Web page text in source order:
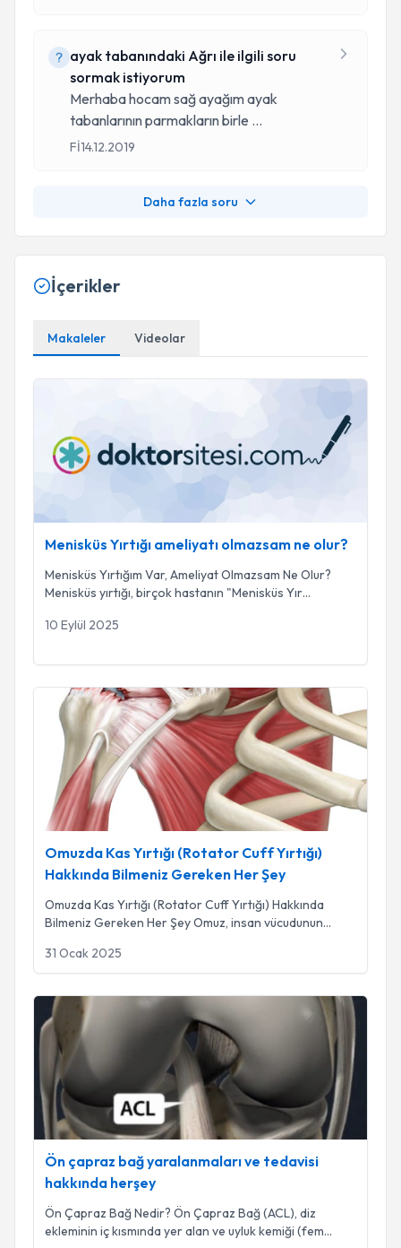
ayak tabanındaki Ağrı ile ilgili soru
sormak istiyorum
Merhaba hocam sağ ayağım ayak
tabanlarının parmakların birle ...
Fİ14.12.2019
Daha fazla soru
İçerikler
Makaleler Videolar
Menisküs Yırtığı ameliyatı olmazsam ne olur?
Menisküs Yırtığım Var, Ameliyat Olmazsam Ne Olur?
Menisküs yırtığı, birçok hastanın "Menisküs Yır...
10 Eylül 2025
Omuzda Kas Yırtığı (Rotator Cuff Yırtığı) Hakkında
Omuzda Kas Yırtığı (Rotator Cuff Yırtığı)
Hakkında Bilmeniz Gereken Her Şey
Omuzda Kas Yırtığı (Rotator Cuff Yırtığı) Hakkında
Bilmeniz Gereken Her Şey Omuz, insan vücudunun...
31 Ocak 2025
Ön çapraz bağ yaralanmaları ve tedavisi hakkında herşey
Ön çapraz bağ yaralanmaları ve tedavisi
hakkında herşey
Ön Çapraz Bağ Nedir? Ön Çapraz Bağ (ACL), diz
ekleminin iç kısmında yer alan ve uyluk kemiği (fem...